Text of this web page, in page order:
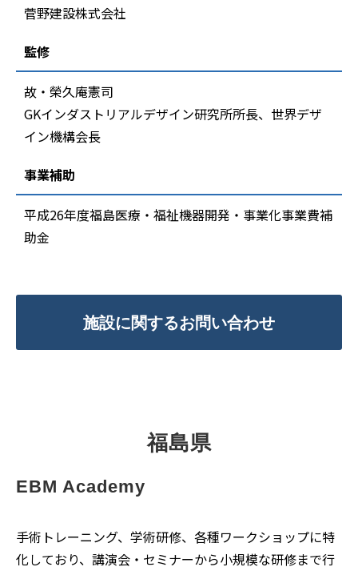
菅野建設株式会社
監修
故・榮久庵憲司
GKインダストリアルデザイン研究所所長、世界デザ
イン機構会長
事業補助
平成26年度福島医療・福祉機器開発・事業化事業費補
助金
施設に関するお問い合わせ
福島県
EBM Academy
手術トレーニング、学術研修、各種ワークショップに特
化しており、講演会・セミナーから小規模な研修まで行